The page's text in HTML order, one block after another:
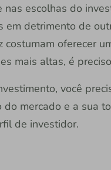
escolhas do
em detrimento de
costumam oferecer
mais altas, é
você
mercado e a sua
de investidor.